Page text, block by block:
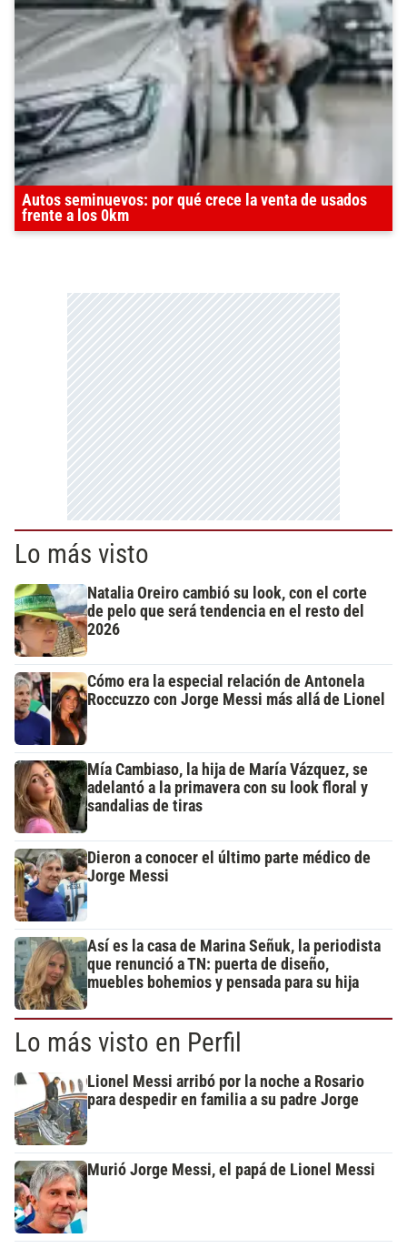
Autos seminuevos: por qué crece la venta de usados
frente a los 0km
Lo más visto
Natalia Oreiro cambió su look, con el corte
de pelo que será tendencia en el resto del
2026
Cómo era la especial relación de Antonela
Roccuzzo con Jorge Messi más allá de Lionel
Mía Cambiaso, la hija de María Vázquez, se
adelantó a la primavera con su look floral y
sandalias de tiras
Dieron a conocer el último parte médico de
Jorge Messi
Así es la casa de Marina Señuk, la periodista
que renunció a TN: puerta de diseño,
muebles bohemios y pensada para su hija
Lo más visto en Perfil
Lionel Messi arribó por la noche a Rosario
para despedir en familia a su padre Jorge
Murió Jorge Messi, el papá de Lionel Messi